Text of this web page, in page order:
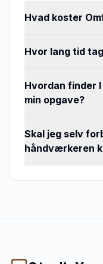
Hvad koster
Hvor lang tid
Hvordan finder
min opgave?
Skal jeg selv
håndværkeren